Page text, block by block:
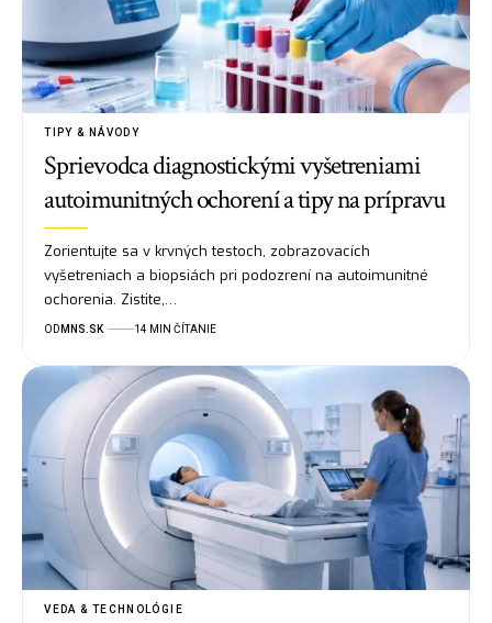
TIPY & NÁVODY
Sprievodca diagnostickými vyšetreniami
autoimunitných ochorení a tipy na prípravu
Zorientujte sa v krvných testoch, zobrazovacích
vyšetreniach a biopsiách pri podozrení na autoimunitné
ochorenia. Zistite,…
OD MNS.SK 14 MIN ČÍTANIE
VEDA & TECHNOLÓGIE